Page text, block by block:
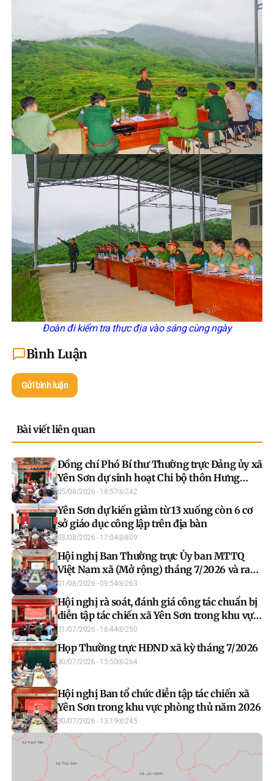
Đoàn đi kiểm tra thực địa vào sáng cùng ngày
Bình Luận
Gửi bình luận
Bài viết liên quan
Đồng chí Phó Bí thư Thường trực Đảng ủy xã
Yên Sơn dự sinh hoạt Chi bộ thôn Hưng
Thịnh
05/08/2026 - 18:57 242
Yên Sơn dự kiến giảm từ 13 xuống còn 6 cơ
sở giáo dục công lập trên địa bàn
03/08/2026 - 17:04 809
Hội nghị Ban Thường trực Ủy ban MTTQ
Việt Nam xã (Mở rộng) tháng 7/2026 và ra
mắt mô hình “Mặt trận số”
01/08/2026 - 09:54 263
Hội nghị rà soát, đánh giá công tác chuẩn bị
diễn tập tác chiến xã Yên Sơn trong khu vực
phòng thủ năm 2026
31/07/2026 - 16:44 250
Họp Thường trực HĐND xã kỳ tháng 7/2026
30/07/2026 - 15:50 264
Hội nghị Ban tổ chức diễn tập tác chiến xã
Yên Sơn trong khu vực phòng thủ năm 2026
30/07/2026 - 13:19 245